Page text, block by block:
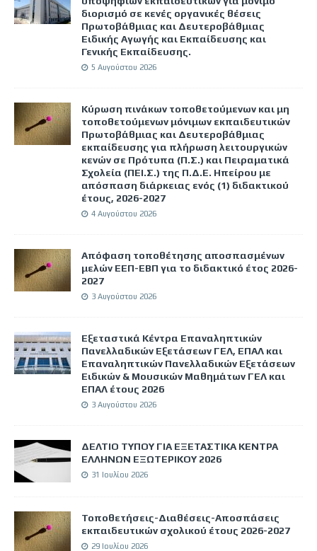
διορισμό σε κενές οργανικές θέσεις
Πρωτοβάθμιας και Δευτεροβάθμιας
Ειδικής Αγωγής και Εκπαίδευσης και
Γενικής Εκπαίδευσης.
5 Αυγούστου 2026
Κύρωση πινάκων τοποθετούμενων και μη
τοποθετούμενων μόνιμων εκπαιδευτικών
Πρωτοβάθμιας και Δευτεροβάθμιας
εκπαίδευσης για πλήρωση λειτουργικών
κενών σε Πρότυπα (Π.Σ.) και Πειραματικά
Σχολεία (ΠΕΙ.Σ.) της Π.Δ.Ε. Ηπείρου με
απόσπαση διάρκειας ενός (1) διδακτικού
έτους, 2026-2027
4 Αυγούστου 2026
Απόφαση τοποθέτησης αποσπασμένων
μελών ΕΕΠ-ΕΒΠ για το διδακτικό έτος 2026-
2027
3 Αυγούστου 2026
Εξεταστικά Κέντρα Επαναληπτικών
Πανελλαδικών Εξετάσεων ΓΕΛ, ΕΠΑΛ και
Επαναληπτικών Πανελλαδικών Εξετάσεων
Ειδικών & Μουσικών Μαθημάτων ΓΕΛ και
ΕΠΑΛ έτους 2026
3 Αυγούστου 2026
ΔΕΛΤΙΟ ΤΥΠΟΥ ΓΙΑ ΕΞΕΤΑΣΤΙΚΑ ΚΕΝΤΡΑ
ΕΛΛΗΝΩΝ ΕΞΩΤΕΡΙΚΟΥ 2026
31 Ιουλίου 2026
Τοποθετήσεις-Διαθέσεις-Αποσπάσεις
εκπαιδευτικών σχολικού έτους 2026-2027
29 Ιουλίου 2026